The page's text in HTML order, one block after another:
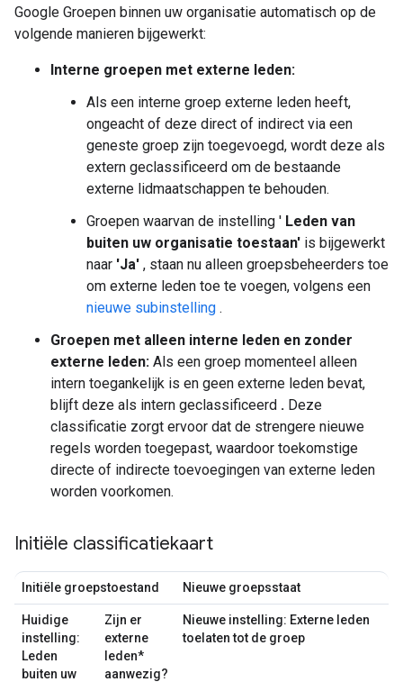
Google Groepen binnen uw organisatie automatisch op de
volgende manieren bijgewerkt:
Interne groepen met externe leden:
Als een interne groep externe leden heeft,
ongeacht of deze direct of indirect via een
geneste groep zijn toegevoegd, wordt deze als
extern geclassificeerd om de bestaande
externe lidmaatschappen te behouden.
Groepen waarvan de instelling ' Leden van
buiten uw organisatie toestaan' is bijgewerkt
naar 'Ja' , staan ​​nu alleen groepsbeheerders toe
om externe leden toe te voegen, volgens een
nieuwe subinstelling .
Groepen met alleen interne leden en zonder
externe leden: Als een groep momenteel alleen
intern toegankelijk is en geen externe leden bevat,
blijft deze als intern geclassificeerd . Deze
classificatie zorgt ervoor dat de strengere nieuwe
regels worden toegepast, waardoor toekomstige
directe of indirecte toevoegingen van externe leden
worden voorkomen.
Initiële classificatiekaart
Initiële groepstoestand Nieuwe groepsstaat
Huidige
instelling:
Leden
buiten uw
Zijn er
externe
leden*
aanwezig?
Nieuwe instelling: Externe leden
toelaten tot de groep